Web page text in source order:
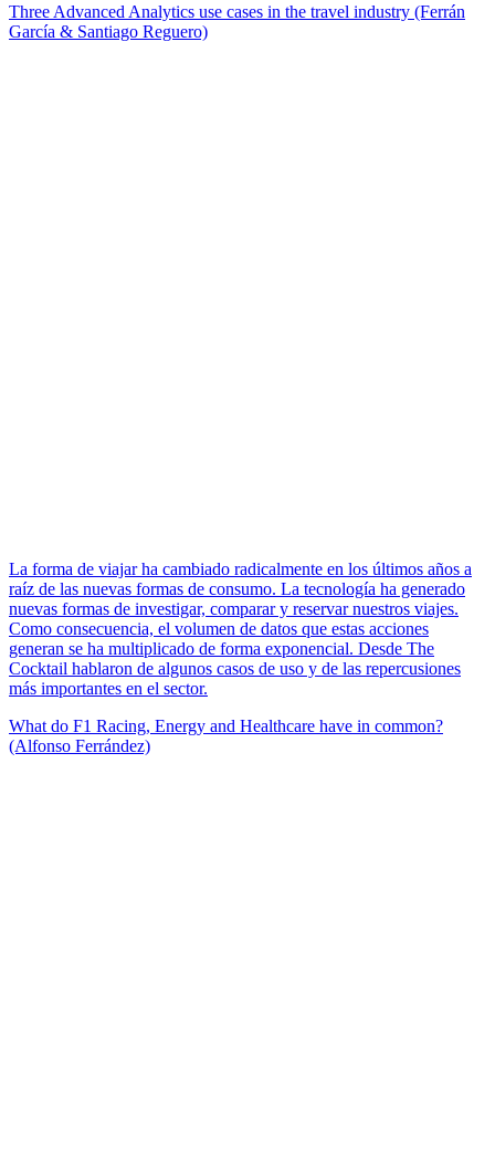
Three Advanced Analytics use cases in the travel industry (Ferrán
García & Santiago Reguero)
La forma de viajar ha cambiado radicalmente en los últimos años a
raíz de las nuevas formas de consumo. La tecnología ha generado
nuevas formas de investigar, comparar y reservar nuestros viajes.
Como consecuencia, el volumen de datos que estas acciones
generan se ha multiplicado de forma exponencial. Desde The
Cocktail hablaron de algunos casos de uso y de las repercusiones
más importantes en el sector.
What do F1 Racing, Energy and Healthcare have in common?
(Alfonso Ferrández)